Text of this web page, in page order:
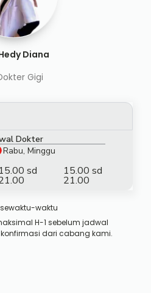
Diana
Gigi
Dokter
Rabu, Minggu
15.00 sd 15.00 sd
21.00
waktu
H-1 sebelum jadwal
dari cabang kami.